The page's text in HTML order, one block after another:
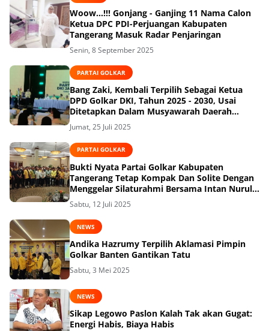
Woow...!!! Gonjang - Ganjing 11 Nama Calon
Ketua DPC PDI-Perjuangan Kabupaten
Tangerang Masuk Radar Penjaringan
Senin, 8 September 2025
PARTAI GOLKAR
Bang Zaki, Kembali Terpilih Sebagai Ketua
DPD Golkar DKI, Tahun 2025 - 2030, Usai
Ditetapkan Dalam Musyawarah Daerah
(Musda) XI Partai Golkar DKI Jakarta
Jumat, 25 Juli 2025
PARTAI GOLKAR
Bukti Nyata Partai Golkar Kabupaten
Tangerang Tetap Kompak Dan Solite Dengan
Menggelar Silaturahmi Bersama Intan Nurul
Hikmah
Sabtu, 12 Juli 2025
NEWS
Andika Hazrumy Terpilih Aklamasi Pimpin
Golkar Banten Gantikan Tatu
Sabtu, 3 Mei 2025
NEWS
Sikap Legowo Paslon Kalah Tak akan Gugat:
Energi Habis, Biaya Habis